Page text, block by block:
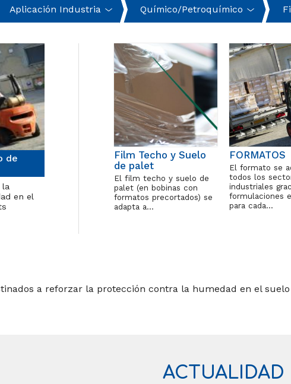
Aplicación Industria Químico/Petroquímico
de
la
en el
Film Techo y Suelo
de palet
El film techo y suelo de
palet (en bobinas con
formatos precortados) se
adapta a…
FORMATOS
El formato se
todos los
industriales
formulaciones
para cada…
a reforzar la protección contra la humedad en el
ACTUALIDAD